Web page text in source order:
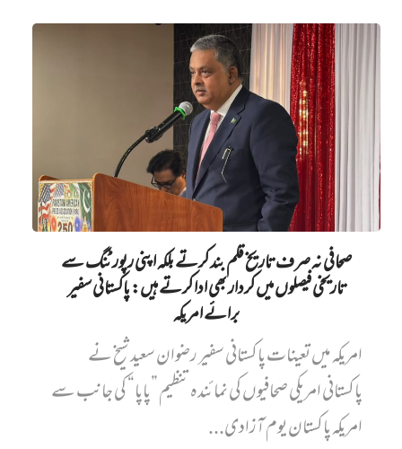
صحافی نہ صرف تاریخ قلم بند کرتے بلکہ اپنی رپورٹنگ سے
تاریخی فیصلوں میں کردار بھی ادا کرتے ہیں: پاکستانی سفیر
برائے امریکہ
امریکہ میں تعینات پاکستانی سفیر رضوان سعید شیخ نے
پاکستانی امریکی صحافیوں کی نمائندہ تنظیم ”پاپا“ کی جانب سے
امریکہ پاکستان یوم آزادی...